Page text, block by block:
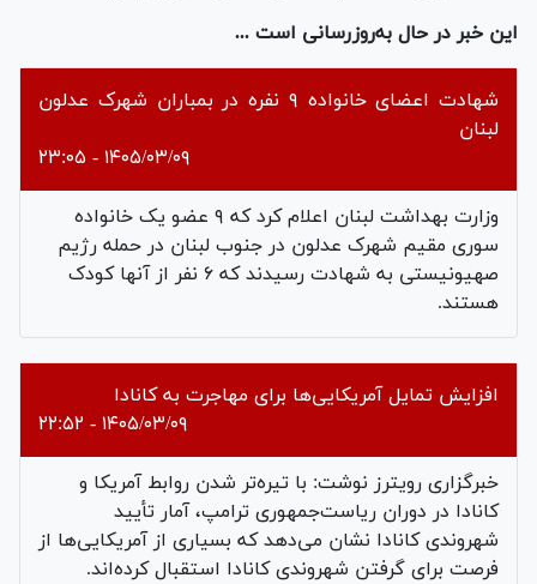
این خبر در حال به‌روزرسانی است ...
شهادت اعضای خانواده ۹ نفره در بمباران شهرک عدلون
لبنان
۱۴۰۵/۰۳/۰۹ - ۲۳:۰۵
وزارت بهداشت لبنان اعلام کرد که ۹ عضو یک خانواده
سوری مقیم شهرک عدلون در جنوب لبنان در حمله رژیم
صهیونیستی به شهادت رسیدند که ۶ نفر از آنها کودک
هستند.
افزایش تمایل آمریکایی‌ها برای مهاجرت به کانادا
۱۴۰۵/۰۳/۰۹ - ۲۲:۵۲
خبرگزاری رویترز نوشت: با تیره‌تر شدن روابط آمریکا و
کانادا در دوران ریاست‌جمهوری ترامپ، آمار تأیید
شهروندی کانادا نشان می‌دهد که بسیاری از آمریکایی‌ها از
فرصت برای گرفتن شهروندی کانادا استقبال کرده‌اند.